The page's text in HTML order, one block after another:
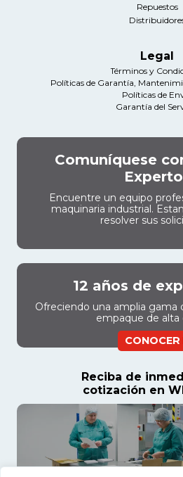
Repuestos
Legal
Términos y
Políticas de Garantía,
Políticas de
Garantía del
Comuníquese
Encuentre un equipo
maquinaria industrial.
resolver sus
12 años de
Ofreciendo una amplia gama
empaque de alta
Reciba de
cotización en